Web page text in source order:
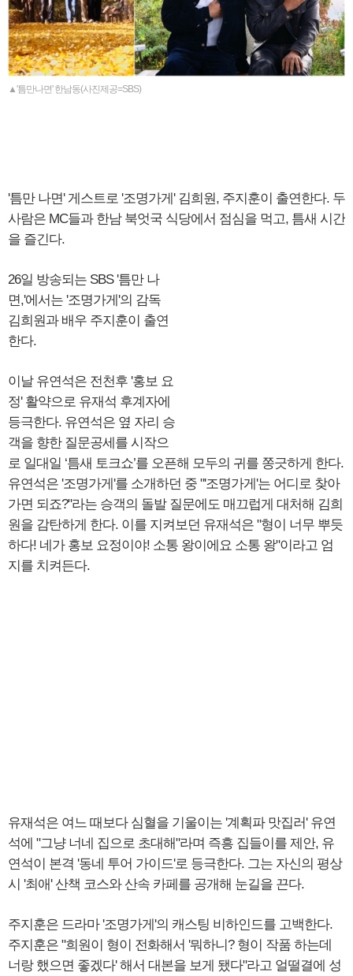
▲'틈만나면' 한남동(사진제공=SBS)
'틈만 나면' 게스트로 '조명가게' 김희원, 주지훈이 출연한다. 두
사람은 MC들과 한남 북엇국 식당에서 점심을 먹고, 틈새 시간
을 즐긴다.
26일 방송되는 SBS '틈만 나
면,'에서는 '조명가게'의 감독
김희원과 배우 주지훈이 출연
한다.
이날 유연석은 전천후 '홍보 요
정' 활약으로 유재석 후계자에
등극한다. 유연석은 옆 자리 승
객을 향한 질문공세를 시작으
로 일대일 ‘틈새 토크쇼’를 오픈해 모두의 귀를 쫑긋하게 한다.
유연석은 '조명가게'를 소개하던 중 "'조명가게'는 어디로 찾아
가면 되죠?"라는 승객의 돌발 질문에도 매끄럽게 대처해 김희
원을 감탄하게 한다. 이를 지켜보던 유재석은 "형이 너무 뿌듯
하다! 네가 홍보 요정이야! 소통 왕이에요 소통 왕"이라고 엄
지를 치켜든다.
유재석은 여느 때보다 심혈을 기울이는 '계획파 맛집러' 유연
석에 "그냥 너네 집으로 초대해"라며 즉흥 집들이를 제안, 유
연석이 본격 '동네 투어 가이드'로 등극한다. 그는 자신의 평상
시 '최애' 산책 코스와 산속 카페를 공개해 눈길을 끈다.
주지훈은 드라마 '조명가게'의 캐스팅 비하인드를 고백한다.
주지훈은 "희원이 형이 전화해서 '뭐하니? 형이 작품 하는데
너랑 했으면 좋겠다' 해서 대본을 보게 됐다"라고 얼떨결에 성